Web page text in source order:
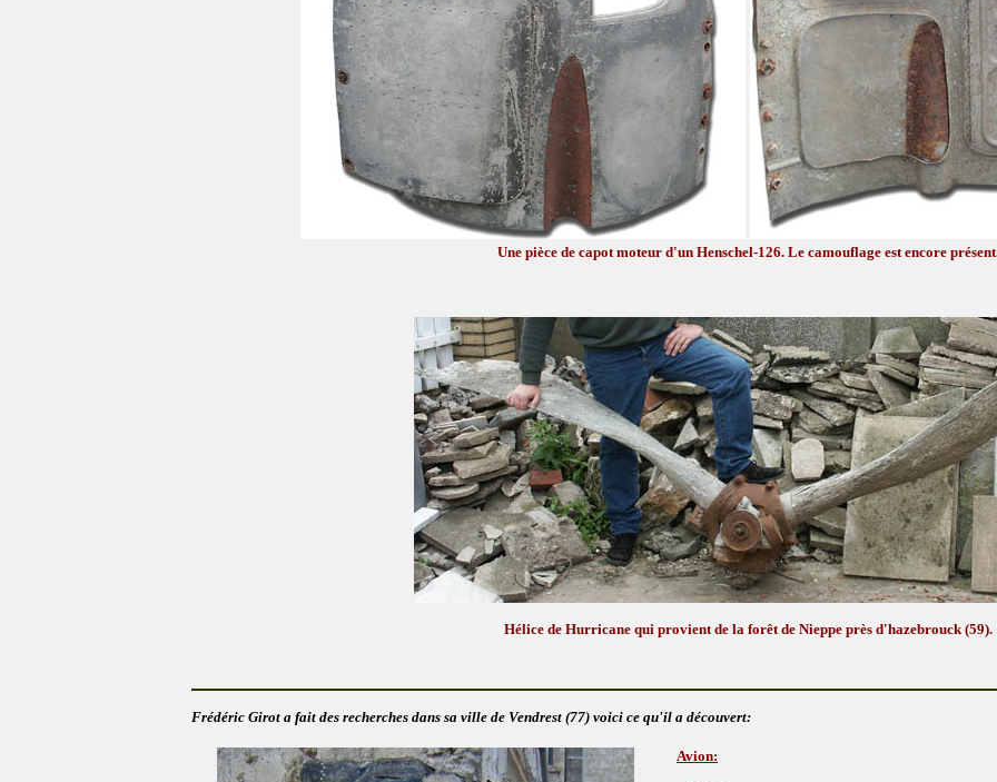
Une pièce de capot moteur d'un Henschel-126. Le camouflage est encore
Hélice de Hurricane qui provient de la forêt de Nieppe près d'hazebrouck (59).
Frédéric Girot a fait des recherches dans sa ville de Vendrest (77) voici ce qu'il a découvert:
Avion: